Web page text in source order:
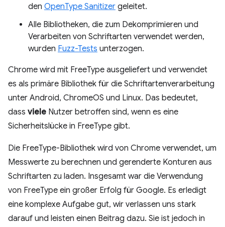
den OpenType Sanitizer geleitet.
Alle Bibliotheken, die zum Dekomprimieren und
Verarbeiten von Schriftarten verwendet werden,
wurden Fuzz-Tests unterzogen.
Chrome wird mit FreeType ausgeliefert und verwendet
es als primäre Bibliothek für die Schriftartenverarbeitung
unter Android, ChromeOS und Linux. Das bedeutet,
dass viele Nutzer betroffen sind, wenn es eine
Sicherheitslücke in FreeType gibt.
Die FreeType-Bibliothek wird von Chrome verwendet, um
Messwerte zu berechnen und gerenderte Konturen aus
Schriftarten zu laden. Insgesamt war die Verwendung
von FreeType ein großer Erfolg für Google. Es erledigt
eine komplexe Aufgabe gut, wir verlassen uns stark
darauf und leisten einen Beitrag dazu. Sie ist jedoch in